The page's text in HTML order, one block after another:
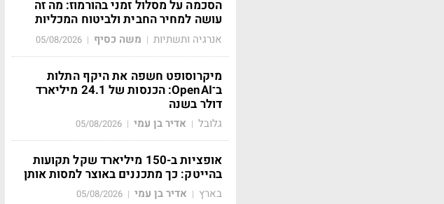
הסכמה על מסלול זמני בהורמוז: מה זה
עושה למחיר החבית ולביטוח המכליות
אנרגיה ותשתיות | משה כסיף |
05/08/2026
מיקרוסופט חשפה את היקף התלות
ב־OpenAI: הכנסות של 24.1 מיליארד
דולר בשנה
גלובל | אדיר בן עמי |
05/08/2026
אופציות ב-150 מיליארד שקל תקועות
בהייטק: כך מתכננים באוצר למסות אותן
בארץ | אדיר בן עמי |
05/08/2026